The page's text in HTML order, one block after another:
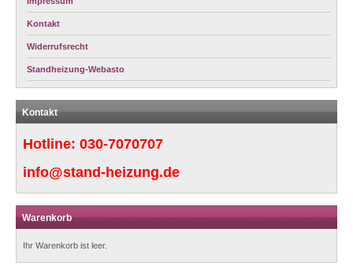
Kontakt
Widerrufsrecht
Standheizung-Webasto
Kontakt
Hotline: 030-7070707
info@stand-heizung.de
Warenkorb
Ihr Warenkorb ist leer.